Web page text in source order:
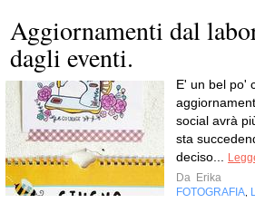
Aggiornamenti dal
dagli eventi.
E' un bel po'
social avrà
sta
deciso...
Da Erika
FOTOGRAFIA